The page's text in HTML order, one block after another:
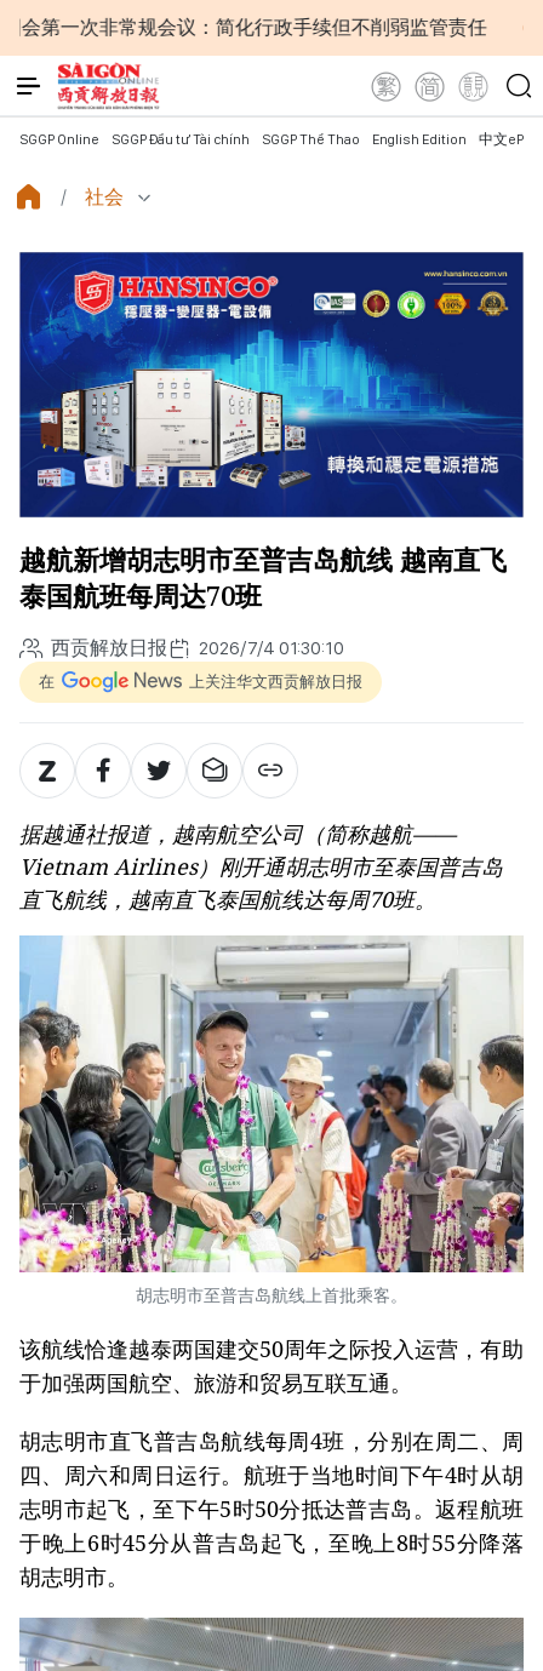
常规会议：简化行政手续但不削弱监管责任 越南国会
SGGP Online SGGP Đầu tư Tài chính SGGP Thể Thao English Edition 中文
社会
越航新增胡志明市至普吉岛航线 越南直飞
泰国航班每周达70班
西贡解放日报 2026/7/4 01:30:10
在 上关注华文西贡解放日报
据越通社报道，越南航空公司（简称越航——
Vietnam Airlines）刚开通胡志明市至泰国普吉岛
直飞航线，越南直飞泰国航线达每周70班。
胡志明市至普吉岛航线上首批乘客。
该航线恰逢越泰两国建交50周年之际投入运营，有助
于加强两国航空、旅游和贸易互联互通。
胡志明市直飞普吉岛航线每周4班，分别在周二、周
四、周六和周日运行。航班于当地时间下午4时从胡
志明市起飞，至下午5时50分抵达普吉岛。返程航班
于晚上6时45分从普吉岛起飞，至晚上8时55分降落
胡志明市。